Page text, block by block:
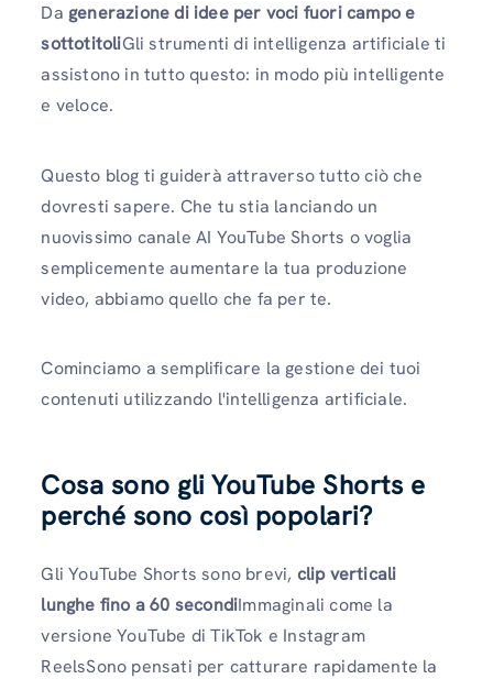
Da generazione di idee per voci fuori campo e
sottotitoliGli strumenti di intelligenza artificiale ti
assistono in tutto questo: in modo più intelligente
e veloce.
Questo blog ti guiderà attraverso tutto ciò che
dovresti sapere. Che tu stia lanciando un
nuovissimo canale AI YouTube Shorts o voglia
semplicemente aumentare la tua produzione
video, abbiamo quello che fa per te.
Cominciamo a semplificare la gestione dei tuoi
contenuti utilizzando l'intelligenza artificiale.
Cosa sono gli YouTube Shorts e
perché sono così popolari?
Gli YouTube Shorts sono brevi, clip verticali
lunghe fino a 60 secondiImmaginali come la
versione YouTube di TikTok e Instagram
ReelsSono pensati per catturare rapidamente la